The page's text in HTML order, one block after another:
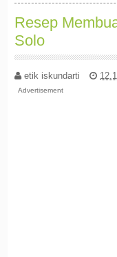
Resep
Solo
etik iskundarti
Advertisement